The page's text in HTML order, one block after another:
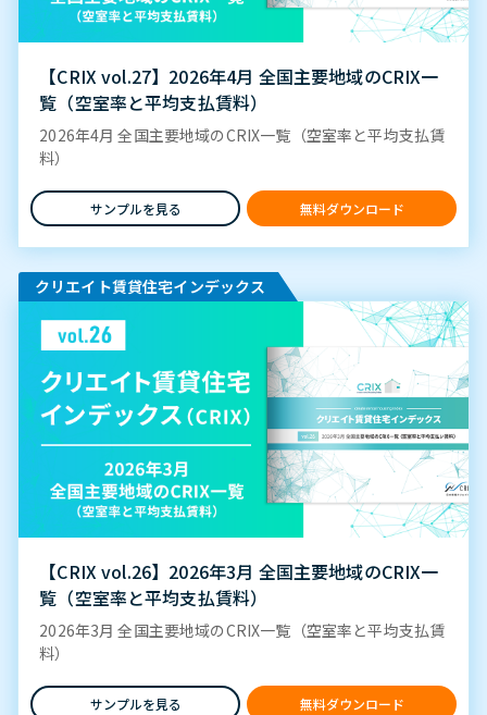
【CRIX vol.27】2026年4月 全国主要地域のCRIX一
覧（空室率と平均支払賃料）
2026年4月 全国主要地域のCRIX一覧（空室率と平均支払賃
料）
サンプルを見る 無料ダウンロード
クリエイト賃貸住宅インデックス
【CRIX vol.26】2026年3月 全国主要地域のCRIX一
覧（空室率と平均支払賃料）
2026年3月 全国主要地域のCRIX一覧（空室率と平均支払賃
料）
サンプルを見る 無料ダウンロード